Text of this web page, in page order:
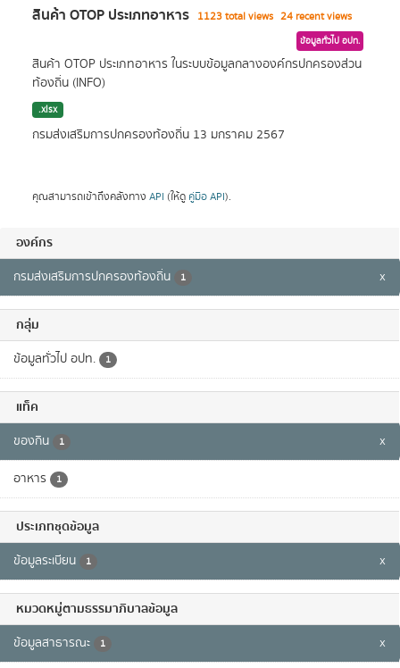
องค์กร
กรมส่งเสริมการปกครองท้องถิ่น 1 x
กลุ่ม
ข้อมูลทั่วไป อปท. 1
แท็ค
ของกิน 1 x
อาหาร 1
ประเภทชุดข้อมูล
ข้อมูลระเบียน 1 x
หมวดหมู่ตามธรรมาภิบาลข้อมูล
ข้อมูลสาธารณะ 1 x
สินค้า OTOP ประเภทอาหาร 1123 total views 24 recent views
ข้อมูลทั่วไป อปท.
สินค้า OTOP ประเภทอาหาร ในระบบข้อมูลกลางองค์กรปกครองส่วน
ท้องถิ่น (INFO)
.xlsx
กรมส่งเสริมการปกครองท้องถิ่น 13 มกราคม 2567
คุณสามารถเข้าถึงคลังทาง API (ให้ดู คู่มือ API).